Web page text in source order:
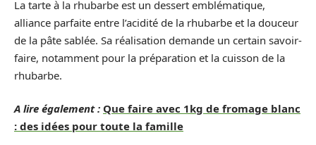
La tarte à la rhubarbe est un dessert emblématique,
alliance parfaite entre l’acidité de la rhubarbe et la douceur
de la pâte sablée. Sa réalisation demande un certain savoir-
faire, notamment pour la préparation et la cuisson de la
rhubarbe.
A lire également : Que faire avec 1kg de fromage blanc
: des idées pour toute la famille